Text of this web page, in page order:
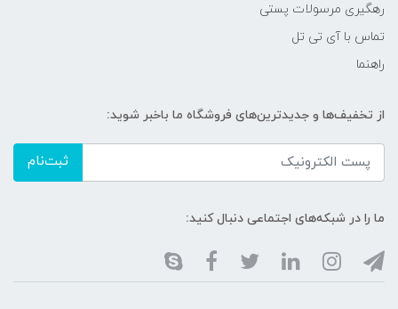
رهگیری مرسولات پستی
تماس با آی تی تل
راهنما
از تخفیف‌ها و جدیدترین‌های فروشگاه ما باخبر شوید:
ثبت‌نام
ما را در شبکه‌های اجتماعی دنبال کنید: